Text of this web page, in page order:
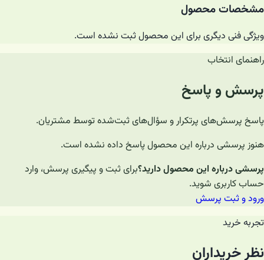
مشخصات محصول
ویژگی فنی دیگری برای این محصول ثبت نشده است.
راهنمای انتخاب
پرسش و پاسخ
پاسخ پرسش‌های پرتکرار و سؤال‌های ثبت‌شده توسط مشتریان.
هنوز پرسشی درباره این محصول پاسخ داده نشده است.
پرسشی درباره این محصول دارید؟برای ثبت و پیگیری پرسش، وارد
حساب کاربری شوید.
ورود و ثبت پرسش
تجربه خرید
نظر خریداران